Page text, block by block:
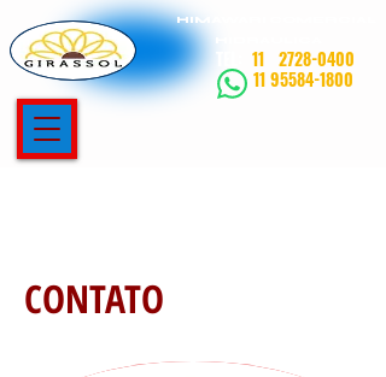
HIMAWARI COMERCIAL
11 2728-0400
11 95584-1800
CONTATO